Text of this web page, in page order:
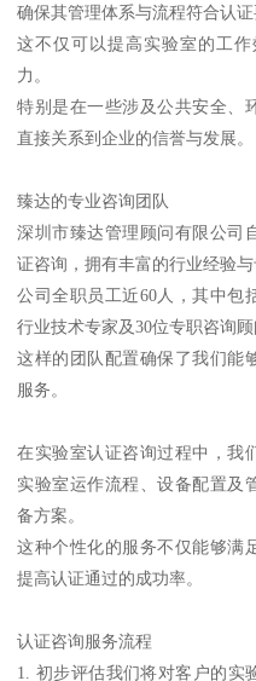
确保其管理体系与流程符合认证
这不仅可以提高实验室的工
力。
特别是在一些涉及公共安全、
直接关系到企业的信誉与发展。
臻达的专业咨询团队
深圳市臻达管理顾问有限公司
证咨询，拥有丰富的行业经验与
公司全职员工近60人，其中包
行业技术专家及30位专职咨询顾
这样的团队配置确保了我们能
服务。
在实验室认证咨询过程中，我
实验室运作流程、设备配置及
备方案。
这种个性化的服务不仅能够满
提高认证通过的成功率。
认证咨询服务流程
1. 初步评估我们将对客户的实